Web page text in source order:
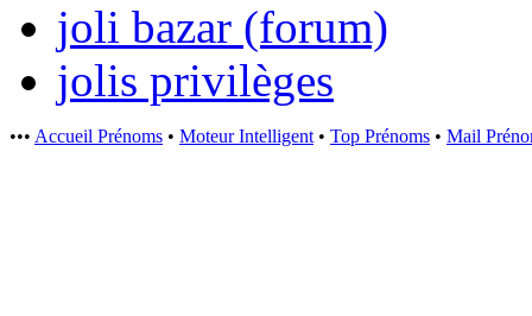
joli bazar (forum)
jolis privilèges
••• Accueil Prénoms • Moteur Intelligent • Top Prénoms • Mail